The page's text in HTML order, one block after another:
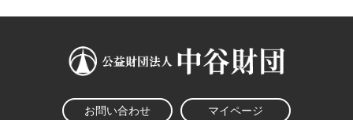
お問い合わせ マイページ